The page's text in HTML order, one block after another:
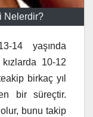
Nelerdir?
14 yaşında
10-12
birkaç yıl
bir süreçtir.
bunu takip